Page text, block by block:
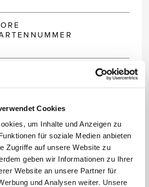
Cookies
um Inhalte und Anzeigen zu
für soziale Medien anbieten
Zugriffe auf unsere Website zu
geben wir Informationen zu Ihrer
Website an unsere Partner für
und Analysen weiter. Unsere